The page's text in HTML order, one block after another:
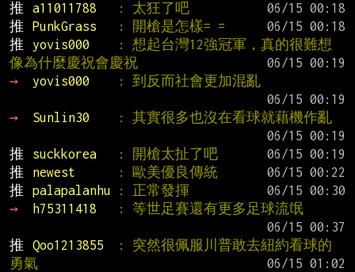
推
a11011788 : 太狂了吧
推
PunkGrass : 開槍是怎樣= =
推
yovis000
: 想起台灣12強冠軍，真的很難想
像為什麼慶祝會慶祝
→
yovis000
: 到反而社會更加混亂
→
Sunlin30
: 其實很多也沒在看球就藉機作亂
推
suckkorea : 開槍太扯了吧
推
newest : 歐美優良傳統
推
palapalanhu : 正常發揮
→
h75311418
: 等世足賽還有更多足球流氓
推
Qoo1213855
: 突然很佩服川普敢去紐約看球的
勇氣